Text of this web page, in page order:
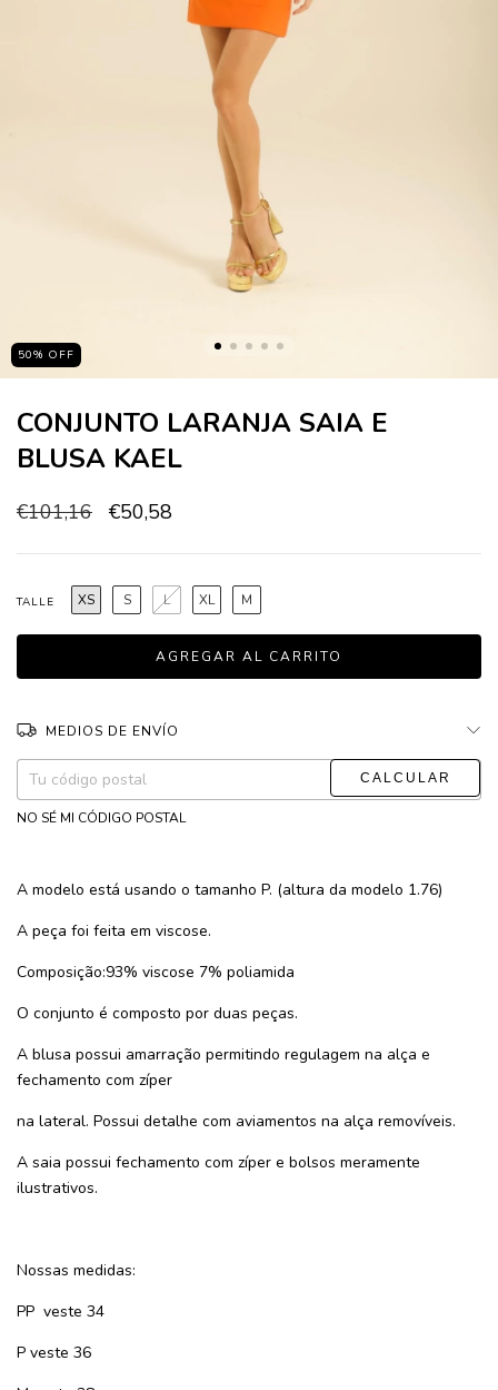
50% OFF
CONJUNTO LARANJA SAIA E
BLUSA KAEL
€101,16 €50,58
TALLE XS S M
L XL
MEDIOS DE ENVÍO
Entregas para el CP:
CAMBIAR CP
NO SÉ MI CÓDIGO POSTAL
A modelo está usando o tamanho P. (altura da modelo 1.76)
A peça foi feita em viscose.
Composição:93% viscose 7% poliamida
O conjunto é composto por duas peças.
A blusa possui amarração permitindo regulagem na alça e
fechamento com zíper
na lateral. Possui detalhe com aviamentos na alça removíveis.
A saia possui fechamento com zíper e bolsos meramente
ilustrativos.
Nossas medidas:
PP veste 34
P veste 36